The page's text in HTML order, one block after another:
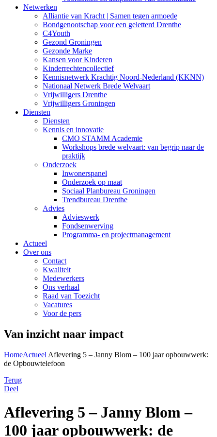
Netwerken
Alliantie van Kracht | Samen tegen armoede
Bondgenootschap voor een geletterd Drenthe
C4Youth
Gezond Groningen
Gezonde Marke
Kansen voor Kinderen
Kinderrechtencollectief
Kennisnetwerk Krachtig Noord-Nederland (KKNN)
Nationaal Netwerk Brede Welvaart
Vrijwilligers Drenthe
Vrijwilligers Groningen
Diensten
Diensten
Kennis en innovatie
CMO STAMM Academie
Workshops brede welvaart: van begrip naar de
praktijk
Onderzoek
Inwonerspanel
Onderzoek op maat
Sociaal Planbureau Groningen
Trendbureau Drenthe
Advies
Advieswerk
Fondsenwerving
Programma- en projectmanagement
Actueel
Over ons
Contact
Kwaliteit
Medewerkers
Ons verhaal
Raad van Toezicht
Vacatures
Voor de pers
Van inzicht naar impact
HomeActueel Aflevering 5 – Janny Blom – 100 jaar opbouwwerk:
de Opbouwtelefoon
Terug
Deel
Aflevering 5 – Janny Blom –
100 jaar opbouwwerk: de